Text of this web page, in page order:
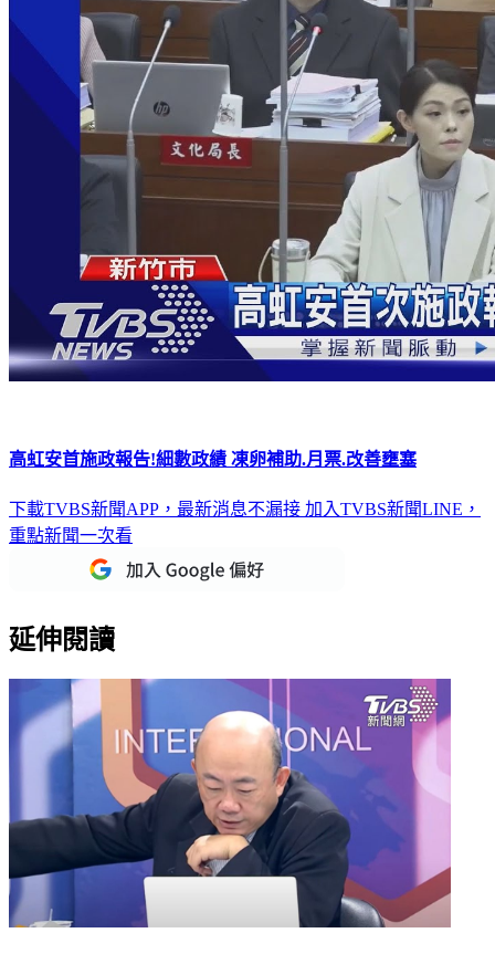
高虹安首施政報告!細數政績 凍卵補助.月票.改善壅塞
下載TVBS新聞APP，最新消息不漏接 加入TVBS新聞LINE，
重點新聞一次看
延伸閱讀